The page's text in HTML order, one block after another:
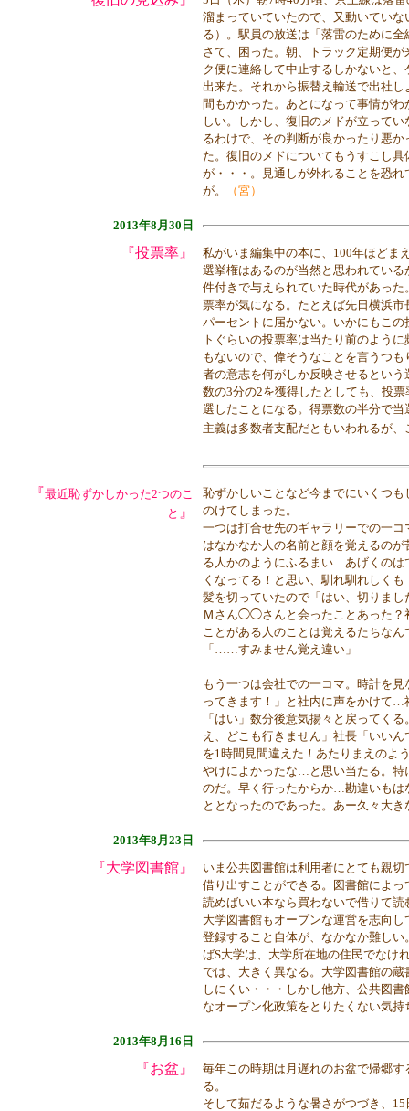
溜まっていていたので、又動いてい
る）。駅員の放送は「落雷のために
さて、困った。朝、トラック定期便
ク便に連絡して中止するしかないと
出来た。それから振替え輸送で出社
間もかかった。あとになって事情が
しい。しかし、復旧のメドが立って
るわけで、その判断が良かったり悪
た。復旧のメドについてもうすこし
が・・・。見通しが外れることを恐
が。
（宮）
2013年8月30日
『投票率』
私がいま編集中の本に、100年ほどま
選挙権はあるのが当然と思われてい
件付きで与えられていた時代があっ
票率が気になる。たとえば先日横浜
パーセントに届かない。いかにもこ
トぐらいの投票率は当たり前のよう
もないので、偉そうなことを言うつ
者の意志を何がしか反映させるとい
数の3分の2を獲得したとしても、投
選したことになる。得票数の半分で
主義は多数者支配だともいわれるが
『最近恥ずかしかった2つのこ
と 』
恥ずかしいことなど今までにいくつ
のけてしまった。
一つは打合せ先のギャラリーでの一
はなかなか人の名前と顔を覚えるの
る人かのようにふるまい…あげくのは
くなってる！と思い、馴れ馴れしく
髪を切っていたので「はい、切りま
Ｍさん◯◯さんと会ったことあった
ことがある人のことは覚えるたちな
「……すみません覚え違い」
もう一つは会社での一コマ。時計を
ってきます！」と社内に声をかけて
「はい」数分後意気揚々と戻ってく
え、どこも行きません」社長「いい
を1時間見間違えた！あたりまえのよ
やけによかったな…と思い当たる。特
のだ。早く行ったからか…勘違いもは
ととなったのであった。あー久々大
2013年8月23日
『大学図書館』
いま公共図書館は利用者にとても親
借り出すことができる。図書館によ
読めばいい本なら買わないで借りて
大学図書館もオープンな運営を志向
登録すること自体が、なかなか難し
ばS大学は、大学所在地の住民でなけ
では、大きく異なる。大学図書館の
しにくい・・・しかし他方、公共図
なオープン化政策をとりたくない気持
2013年8月16日
『お盆』
毎年この時期は月遅れのお盆で帰郷
る。
そして茹だるような暑さがつづき、